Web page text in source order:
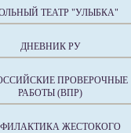
ТЕАТР "УЛЫБКА"
ДНЕВНИК РУ
ПРОВЕРОЧНЫЕ
РАБОТЫ (ВПР)
ЖЕСТОКОГО